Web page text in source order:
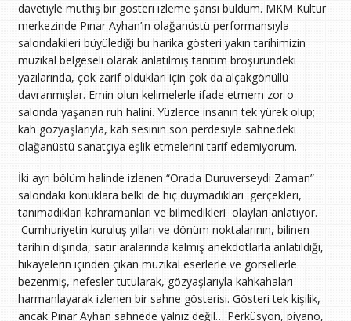
davetiyle müthiş bir gösteri izleme şansı buldum. MKM Kültür
merkezinde Pınar Ayhan’ın olağanüstü performansıyla
salondakileri büyülediği bu harika gösteri yakın tarihimizin
müzikal belgeseli olarak anlatılmış tanıtım broşüründeki
yazılarında, çok zarif oldukları için çok da alçakgönüllü
davranmışlar. Emin olun kelimelerle ifade etmem zor o
salonda yaşanan ruh halini. Yüzlerce insanın tek yürek olup;
kah gözyaşlarıyla, kah sesinin son perdesiyle sahnedeki
olağanüstü sanatçıya eşlik etmelerini tarif edemiyorum.
İki ayrı bölüm halinde izlenen “Orada Duruverseydi Zaman”
salondaki konuklara belki de hiç duymadıkları gerçekleri,
tanımadıkları kahramanları ve bilmedikleri olayları anlatıyor.
Cumhuriyetin kuruluş yılları ve dönüm noktalarının, bilinen
tarihin dışında, satır aralarında kalmış anekdotlarla anlatıldığı,
hikayelerin içinden çıkan müzikal eserlerle ve görsellerle
bezenmiş, nefesler tutularak, gözyaşlarıyla kahkahaları
harmanlayarak izlenen bir sahne gösterisi. Gösteri tek kişilik,
ancak Pınar Ayhan sahnede yalnız değil… Perküsyon, piyano,